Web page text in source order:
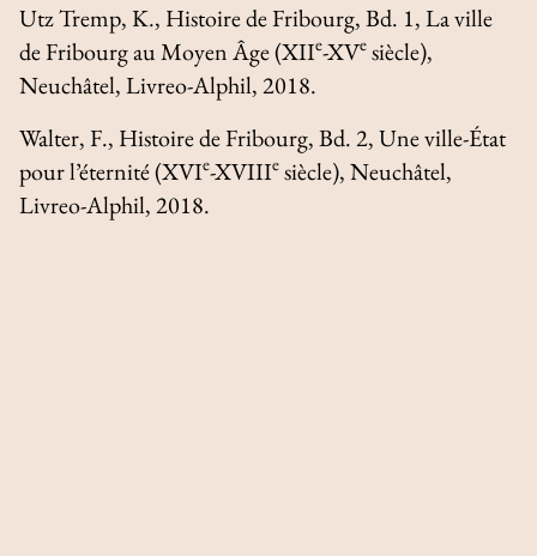
Utz Tremp, K., Histoire de Fribourg, Bd. 1,La ville
de Fribourg au Moyen Âge (XIIe-XVe siècle),
Neuchâtel, Livreo-Alphil, 2018.
Walter, F., Histoire de Fribourg, Bd. 2,Une ville-État
pour l’éternité (XVIe-XVIIIe siècle), Neuchâtel,
Livreo-Alphil, 2018.